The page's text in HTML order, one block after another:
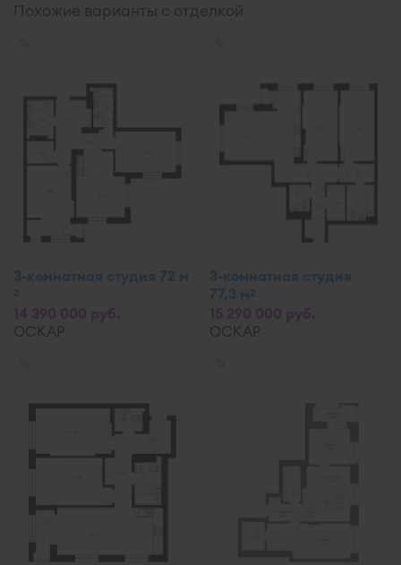
Похожие варианты с отделкой
3-комнатная студия 72 м
2
ОСКАР
3-комнатная студия
77,3 м2
ОСКАР